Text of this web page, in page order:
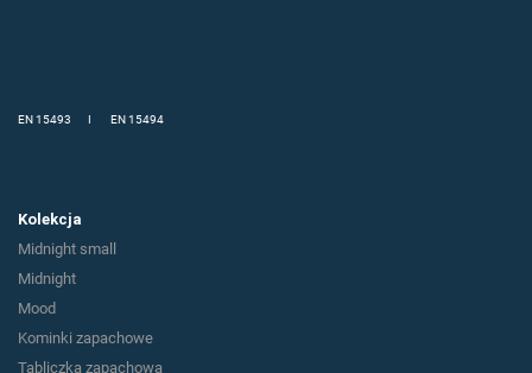
EN 15493 I EN 15494
Kolekcja
Midnight small
Midnight
Mood
Kominki zapachowe
Tabliczka zapachowa